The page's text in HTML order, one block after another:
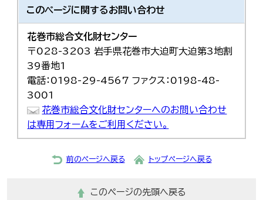
このページに関するお問い合わせ
花巻市総合文化財センター
〒028-3203 岩手県花巻市大迫町大迫第3地割
39番地1
電話：0198-29-4567 ファクス：0198-48-
3001
花巻市総合文化財センターへのお問い合わせ
は専用フォームをご利用ください。
前のページへ戻る トップページへ戻る
このページの先頭へ戻る